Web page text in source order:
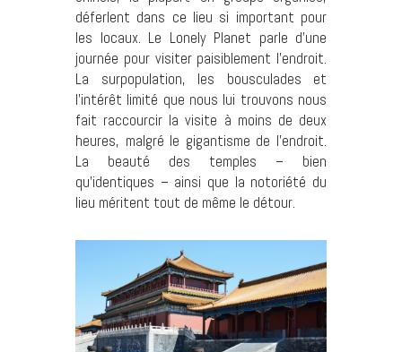
déferlent dans ce lieu si important pour
les locaux. Le Lonely Planet parle d’une
journée pour visiter paisiblement l’endroit.
La surpopulation, les bousculades et
l’intérêt limité que nous lui trouvons nous
fait raccourcir la visite à moins de deux
heures, malgré le gigantisme de l’endroit.
La beauté des temples – bien
qu’identiques – ainsi que la notoriété du
lieu méritent tout de même le détour.